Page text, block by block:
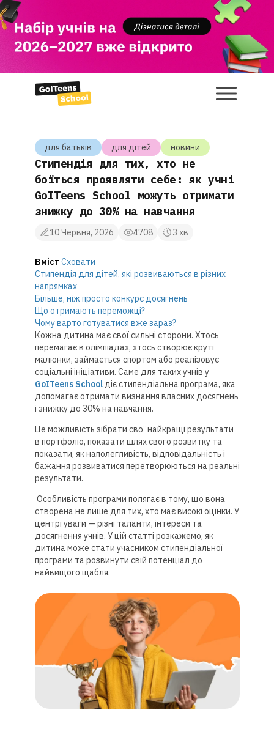
для батькiв для дiтей новини
Стипендія для тих, хто не
боїться проявляти себе: як учні
GoITeens School можуть отримати
знижку до 30% на навчання
10 Червня, 2026 4708 3 хв
Вміст Сховати
Стипендія для дітей, які розвиваються в різних
напрямках
Більше, ніж просто конкурс досягнень
Що отримають переможці?
Чому варто готуватися вже зараз?
Кожна дитина має свої сильні сторони. Хтось
перемагає в олімпіадах, хтось створює круті
малюнки, займається спортом або реалізовує
соціальні ініціативи. Саме для таких учнів у
GoITeens Schoolдіє стипендіальна програма, яка
допомагає отримати визнання власних досягнень
і знижку до 30% на навчання.
Це можливість зібрати свої найкращі результати
в портфоліо, показати шлях свого розвитку та
показати, як наполегливість, відповідальність і
бажання розвиватися перетворюються на реальні
результати.
Особливість програми полягає в тому, що вона
створена не лише для тих, хто має високі оцінки. У
центрі уваги — різні таланти, інтереси та
досягнення учнів. У цій статті розкажемо, як
дитина може стати учасником стипендіальної
програми та розвинути свій потенціал до
найвищого щабля.